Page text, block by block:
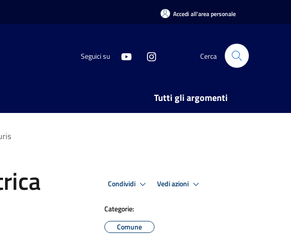
Accedi all'area personale
Seguici su Cerca
Tutti gli argomenti
Condividi Vedi azioni
Categorie:
Comune